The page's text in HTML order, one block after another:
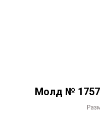
Молд №